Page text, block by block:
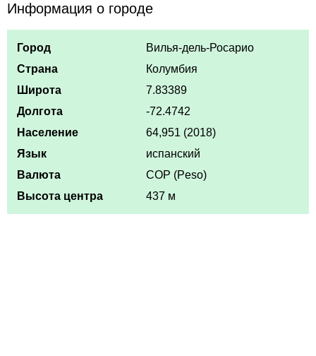
Информация о городе
Город
Вилья-дель-Росарио
Страна
Колумбия
Широта
7.83389
Долгота
-72.4742
Население
64,951 (2018)
Язык
испанский
Валюта
COP (Peso)
Высота центра
437 м